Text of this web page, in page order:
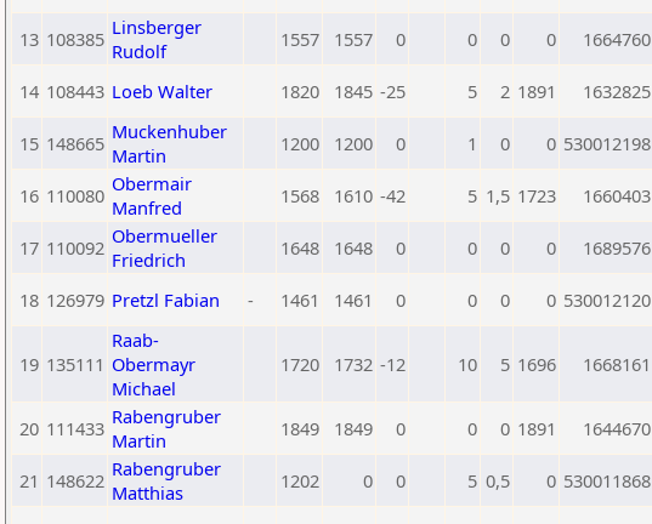
13 108385 Linsberger
Rudolf
1557 1557 0 0 0 0 1664760
14 108443 Loeb Walter 1820 1845 -25 5 2 1891 1632825
15 148665 Muckenhuber
Martin
1200 1200 0 1 0 0 530012198
16 110080 Obermair
Manfred
1568 1610 -42 5 1,5 1723 1660403
17 110092 Obermueller
Friedrich
1648 1648 0 0 0 0 1689576
18 126979 Pretzl Fabian - 1461 1461 0 0 0 0 530012120
19 135111
Raab-
Obermayr
Michael
1720 1732 -12 10 5 1696 1668161
20 111433 Rabengruber
Martin
1849 1849 0 0 0 1891 1644670
21 148622 Rabengruber
Matthias
1202 0 0 5 0,5 0 530011868